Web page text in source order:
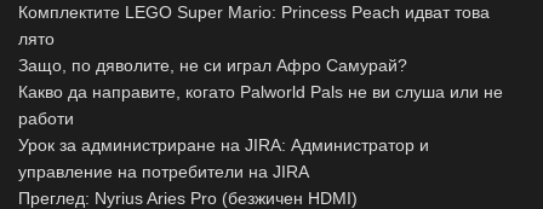
Комплектите LEGO Super Mario: Princess Peach идват това
лято
Защо, по дяволите, не си играл Афро Самурай?
Какво да направите, когато Palworld Pals не ви слуша или не
работи
Урок за администриране на JIRA: Администратор и
управление на потребители на JIRA
Преглед: Nyrius Aries Pro (безжичен HDMI)